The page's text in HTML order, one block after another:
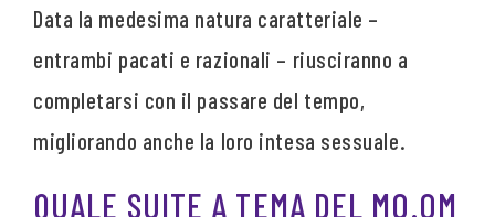
Data la medesima natura caratteriale –
entrambi pacati e razionali – riusciranno a
completarsi con il passare del tempo,
migliorando anche la loro intesa sessuale.
QUALE SUITE A TEMA DEL MO.OM